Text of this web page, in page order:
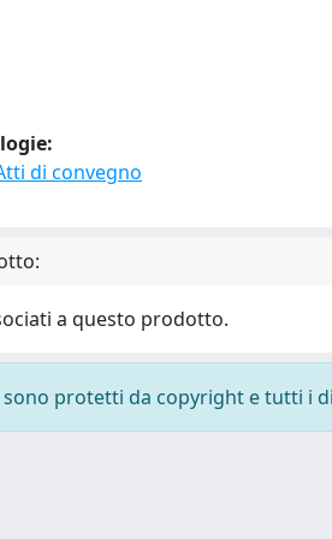
di convegno
a questo prodotto.
sono protetti da copyright e tutti i